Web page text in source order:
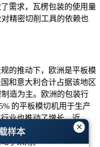
×
样本
需求，瓦楞包装的使用量
精密切削工具的依赖也
的推动下，欧洲是平板模
和意大利合计占据该地区
造为主。欧洲的包装行
的平板模切机用于生产
业也推动了增长，近
力汽车的轻量化部件。
了采用。